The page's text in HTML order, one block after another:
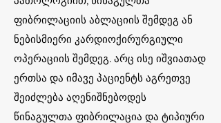
ფიბრილაციის აბლაციის შემდეგ ან
ნებისმიერი კარდიოქირურგიული
ოპერაციის შემდეგ. არც ისე იშვიათად
ერთსა და იმავე პაციენტს აგრეთვე
შეიძლება აღენიშნებოდეს
წინაგულთა ფიბრილაცია და ტიპიური